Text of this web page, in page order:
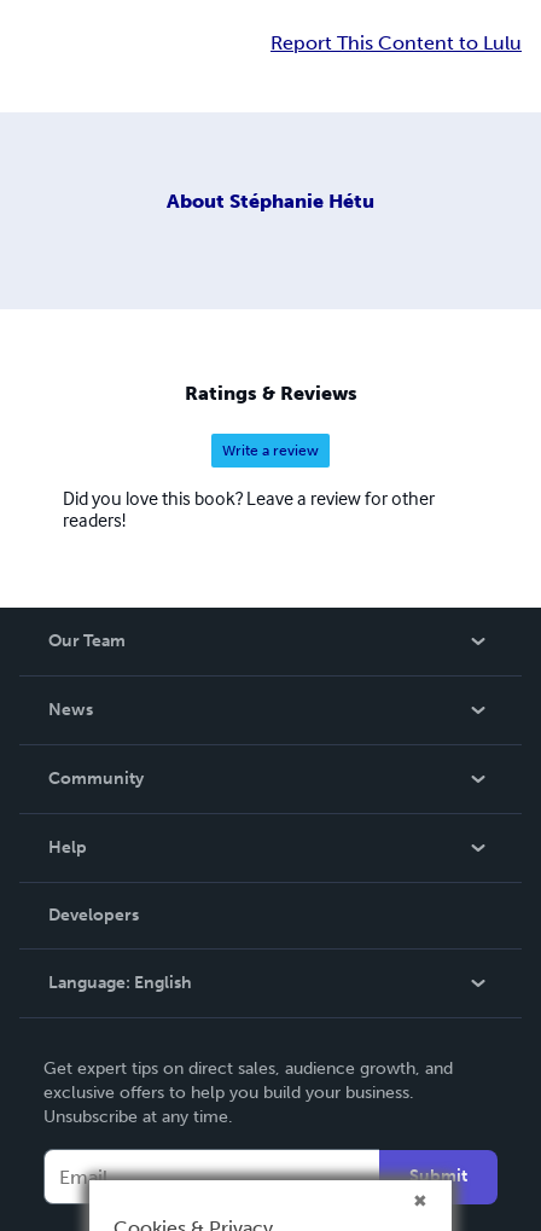
Report This Content to Lulu
About Stéphanie Hétu
Ratings & Reviews
Write a review
Did you love this book? Leave a review for other
readers!
Our Team
News
In The News
Community
Podcast
Help
Order Lookup
Knowledge Base
Contact Support
Developers
Language: English
Deutsch
Français
Español
Get expert tips on direct sales, audience growth, and
exclusive offers to help you build your business.
Unsubscribe at any time.
Submit